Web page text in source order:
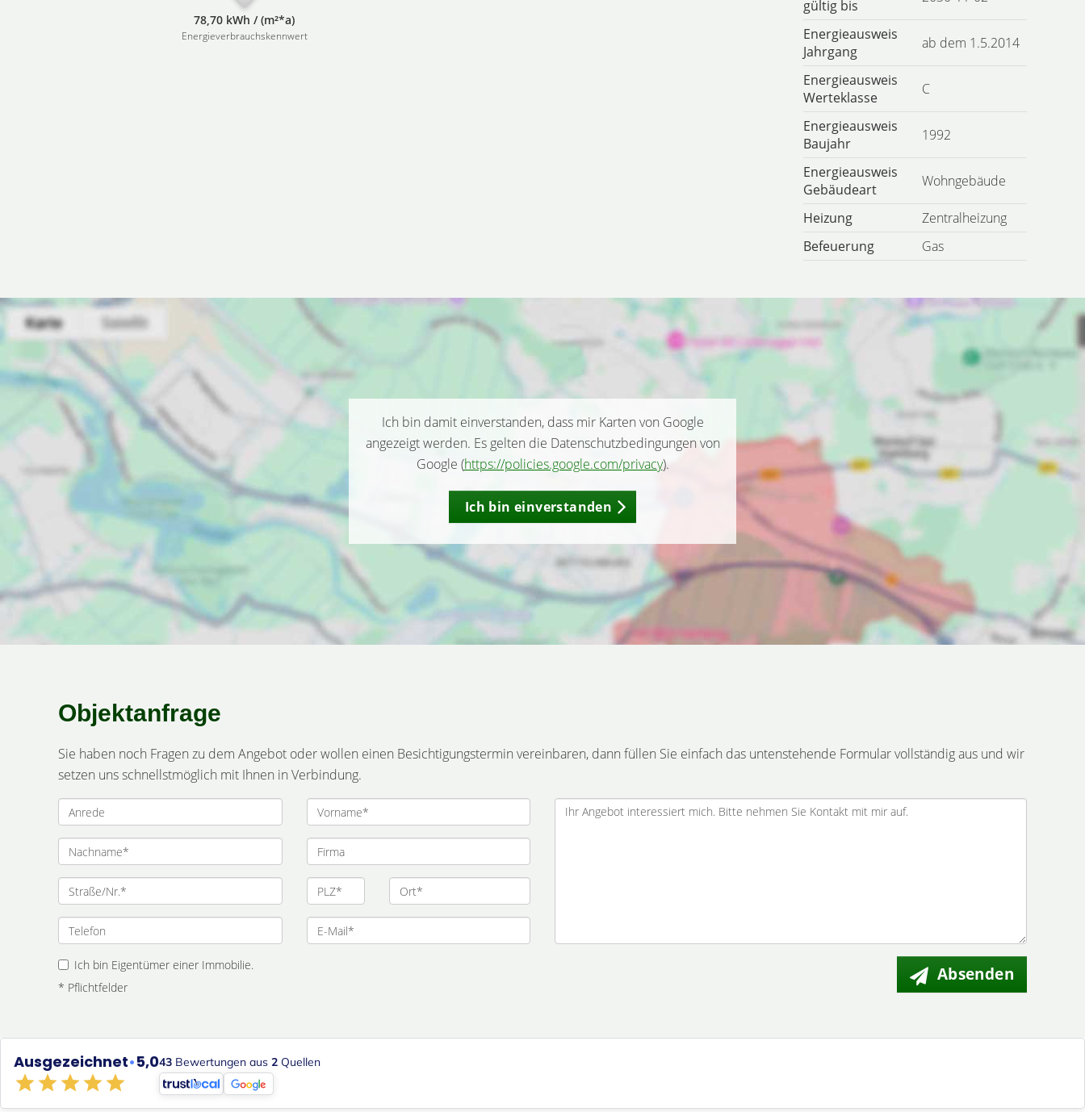
78,70 kWh / (m²*a)
Energieverbrauchskennwert
gültig bis
Energieausweis
Jahrgang
ab dem 1.5.2014
Energieausweis
Werteklasse
C
Energieausweis
Baujahr
1992
Energieausweis
Gebäudeart
Wohngebäude
Heizung
Zentralheizung
Befeuerung
Gas
Ich bin damit einverstanden, dass mir Karten von Google
angezeigt werden. Es gelten die Datenschutzbedingungen von
Google (https://policies.google.com/privacy).
Ich bin einverstanden
Objektanfrage
Sie haben noch Fragen zu dem Angebot oder wollen einen Besichtigungstermin vereinbaren, dann füllen Sie einfach das untenstehende Formular vollständig aus und wir
setzen uns schnellstmöglich mit Ihnen in Verbindung.
Ich bin Eigentümer einer Immobilie.
* Pflichtfelder
Absenden
Ausgezeichnet•5,043 Bewertungen aus 2 Quellen